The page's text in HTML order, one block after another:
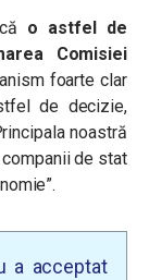
o astfel de
Comisiei
foarte clar
de decizie,
noastră
de stat
a acceptat